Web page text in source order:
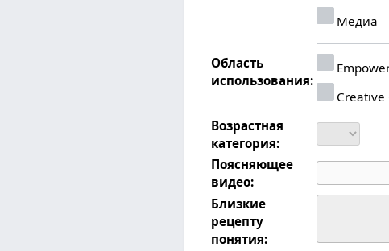
Медиа
Область
использования:
Creative
Возрастная
категория:
Поясняющее
видео:
Близкие
рецепту
понятия: